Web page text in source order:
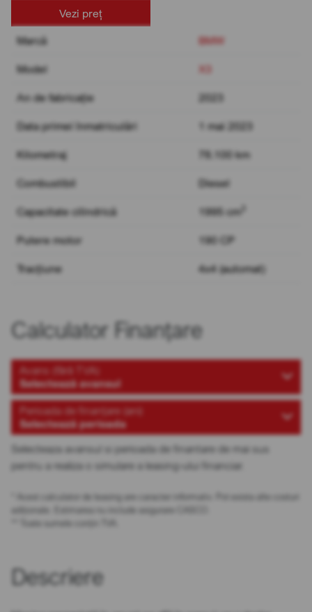
Vezi preț
Marcă
BMW
Model X3
An de fabricație 2023
Data primei înmatriculări 1 mai 2023
Kilometraj 78.100 km
Combustibil Diesel
Capacitate cilindrică 1995 cm
Putere motor 190 CP
Tracțiune 4x4 (automat)
Calculator Finanțare
Avans (fără TVA)
Selectează avansul
Perioada de finanțare (ani)
Selectează perioada
Selecteaza avansul si perioada de finantare de mai sus
pentru a realiza o simulare a leasing-ului financiar.
* Acest calculator de leasing are caracter informativ. Pot exista alte costuri
adiționale. Estimarea nu include asigurare CASCO.
** Toate sumele conțin TVA.
Descriere